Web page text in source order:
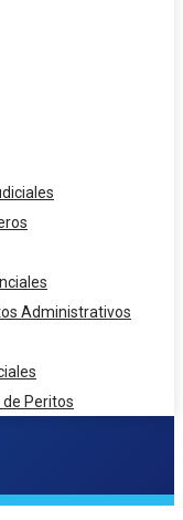
Administrativos
Peritos